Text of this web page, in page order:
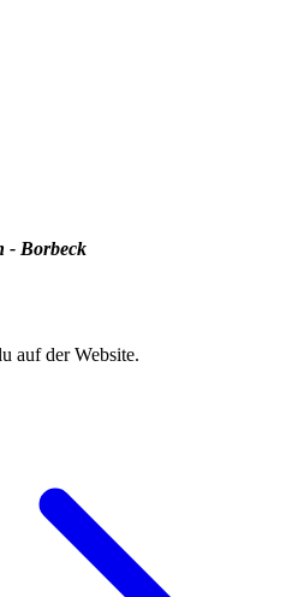
- Borbeck
auf der Website.